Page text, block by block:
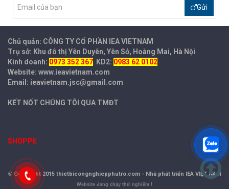
Gửi
Chủ quản: CÔNG TY CỔ PHẦN IEAVIETNAM
Trụ sở: Khu đô thị Yên Duyên, Yên Sở, Hoàng Mai, Hà Nội
Kinh doanh: 0973 352 367 KD2: 0983 62 0102
Website: www.ieavietnam.com
Email: ieavietnam.jsc@gmail.com
KẾT NỐT CHÚNG TÔI QUA TMĐT
SHOPPE
© Copyright 2015 thietbicongnghiepphutro.com - Nhà phát triển IEA VIỆT NAM
Website đang chạy thử nghiệm !